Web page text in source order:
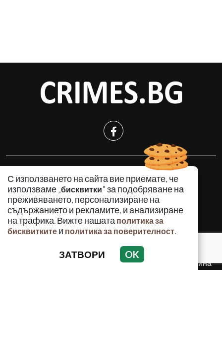
С използването на сайта вие приемате, че
използваме „бисквитки" за подобряване на
преживяването, персонализиране на
съдържанието и рекламите, и анализиране
на трафика. Вижте нашата политика за
бисквитките и политика за поверителност.
ЗАТВОРИ OK
КРИМИНАЛНО
ИНЦИДЕНТИ
АНАЛИЗИ
ПО СВЕТА
ВОДЕЩИ ТЕМИ
Използването и публикуването на част или цялото
съдържание на Crimes.BG без разрешение на Медийна